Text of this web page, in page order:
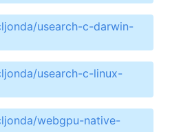
usearch-c-darwin-
usearch-c-linux-
webgpu-native-